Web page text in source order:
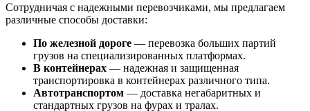
Сотрудничая с надежными перевозчиками, мы предлагаем
различные способы доставки:
По железной дороге — перевозка больших партий
грузов на специализированных платформах.
В контейнерах — надежная и защищенная
транспортировка в контейнерах различного типа.
Автотранспортом — доставка негабаритных и
стандартных грузов на фурах и тралах.